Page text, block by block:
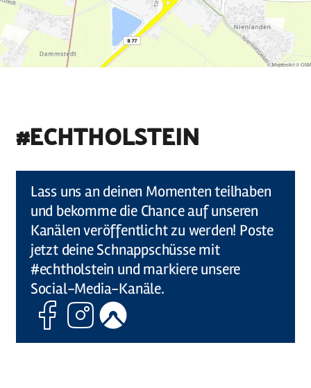
#ECHTHOLSTEIN
Lass uns an deinen Momenten teilhaben
und bekomme die Chance auf unseren
Kanälen veröffentlicht zu werden! Poste
jetzt deine Schnappschüsse mit
#echtholstein und markiere unsere
Social-Media-Kanäle.
FacebookInstagram
Komoot